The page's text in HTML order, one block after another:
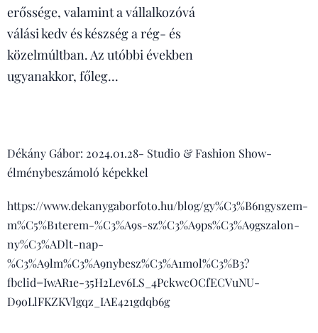
erőssége, valamint a vállalkozóvá
válási kedv és készség a rég- és
közelmúltban. Az utóbbi években
ugyanakkor, főleg...
Dékány Gábor: 2024.01.28- Studio & Fashion Show-
élménybeszámoló képekkel
https://www.dekanygaborfoto.hu/blog/gy%C3%B6ngyszem-
m%C5%B1terem-%C3%A9s-sz%C3%A9ps%C3%A9gszalon-
ny%C3%ADlt-nap-
%C3%A9lm%C3%A9nybesz%C3%A1mol%C3%B3?
fbclid=IwAR1e-35H2Lev6LS_4PckwcOCfECVuNU-
D9oLlFKZKVlgqz_IAE421gdqb6g